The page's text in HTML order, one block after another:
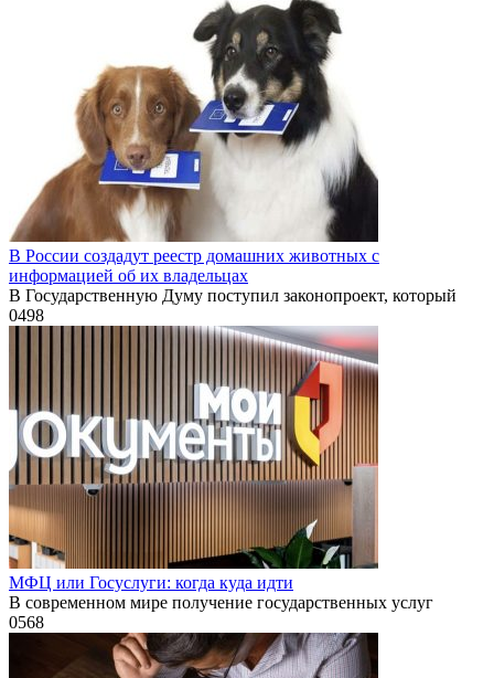
В России создадут реестр домашних животных с
информацией об их владельцах
В Государственную Думу поступил законопроект, который
0498
МФЦ или Госуслуги: когда куда идти
В современном мире получение государственных услуг
0568